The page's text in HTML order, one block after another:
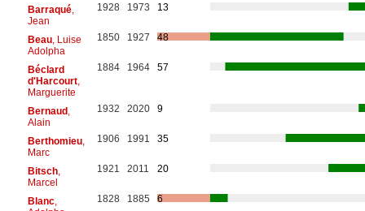
Barraqué,
Jean
1928 1973 13
Beau, Luise
Adolpha
1850 1927 48
Béclard
d'Harcourt,
Marguerite
1884 1964 57
Bernaud,
Alain
1932 2020 9
Berthomieu,
Marc
1906 1991 35
Bitsch,
Marcel
1921 2011 20
Blanc,
1828 1885 6